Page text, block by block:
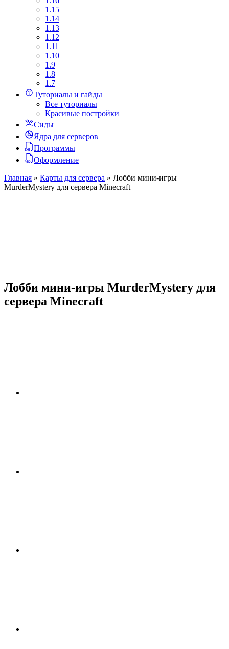
1.15
1.14
1.13
1.12
1.11
1.10
1.9
1.8
1.7
Туториалы и гайды
Все туториалы
Красивые постройки
Сиды
Ядра для серверов
Программы
Оформление
Главная » Карты для сервера » Лобби мини-игры
MurderMystery для сервера Minecraft
Лобби мини-игры MurderMystery для
сервера Minecraft